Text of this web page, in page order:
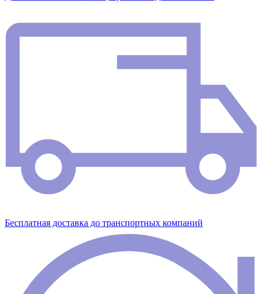
Бесплатная доставка до транспортных компаний